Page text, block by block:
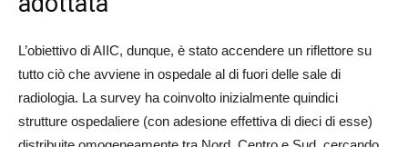
L’obiettivo di AIIC, dunque, è stato accendere un riflettore su
tutto ciò che avviene in ospedale al di fuori delle sale di
radiologia. La survey ha coinvolto inizialmente quindici
strutture ospedaliere (con adesione effettiva di dieci di esse)